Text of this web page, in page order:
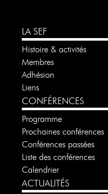
LA SEF
Histoire & activités
Membres
Adhésion
Liens
CONFÉRENCES
Programme
Prochaines conférences
Conférences passées
Liste des conférences
Calendrier
ACTUALITÉS